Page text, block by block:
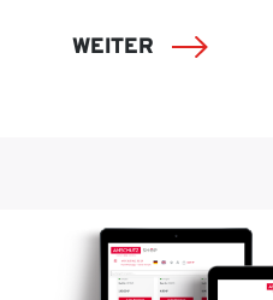
WEITER